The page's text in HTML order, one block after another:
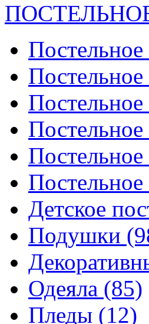
Детское
Подушки
Одеяла (85)
Пледы (12)